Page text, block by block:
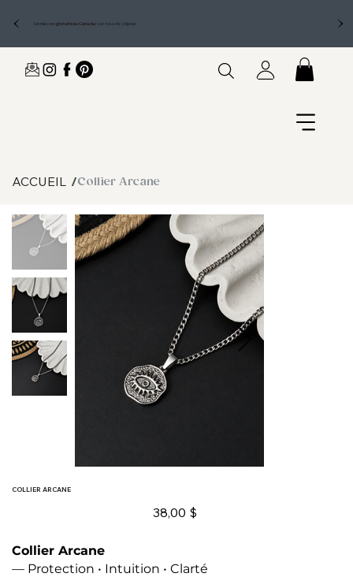
Livraison gratuite au Canada| sur tous les bijoux
ACCUEIL /Collier Arcane
COLLIER ARCANE
Prix
38,00 $
Collier Arcane
— Protection • Intuition • Clarté